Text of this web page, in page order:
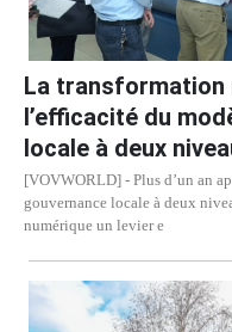
La transformation
l’efficacité du
locale à deux
[VOVWORLD] - Plus d’un an
gouvernance locale à deux
numérique un levier e